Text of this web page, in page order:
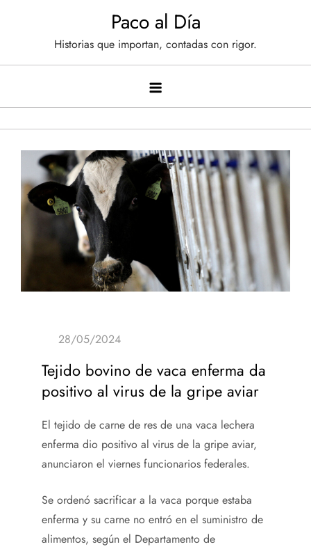
Paco al Día
Historias que importan, contadas con rigor.
Tejido bovino de vaca enferma da
positivo al virus de la gripe aviar
El tejido de carne de res de una vaca lechera
enferma dio positivo al virus de la gripe aviar,
anunciaron el viernes funcionarios federales.
Se ordenó sacrificar a la vaca porque estaba
enferma y su carne no entró en el suministro de
alimentos, según el Departamento de